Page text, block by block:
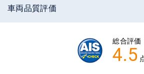
車両品質評価
総合評価
4.5